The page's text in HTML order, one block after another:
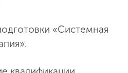
«Системная